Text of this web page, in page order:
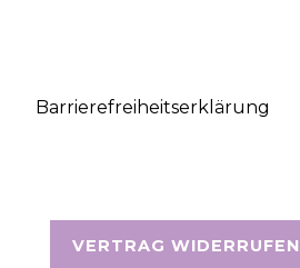
Barrierefreiheitserklärung
VERTRAG WIDERRUFEN